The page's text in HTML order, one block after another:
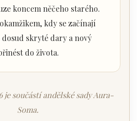
koncem něčeho starého.
kdy se začínají
dosud skryté dary a nový
do života.
je součástí andělské sady Aura-
Soma.